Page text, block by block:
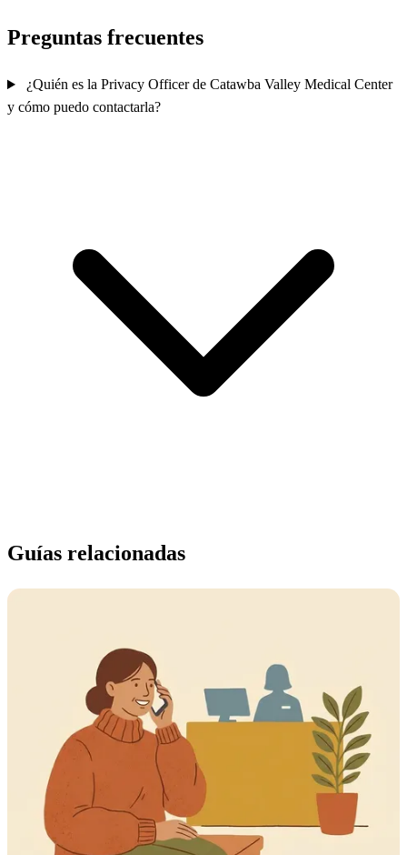
Preguntas frecuentes
¿Quién es la Privacy Officer de Catawba Valley Medical Center
y cómo puedo contactarla?
Guías relacionadas